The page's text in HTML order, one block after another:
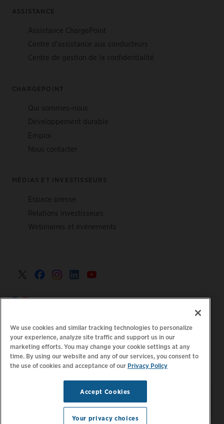
ASSISTANCE
Assistance ChargePoint
Centre d'assistance aux conducteurs
Centre de gestion de la confidentialité
CHARGEPOINT
Qui sommes-nous
Développement durable
Emploi
Nous contacter
MÉDIAS ET INVESTISSEURS
Espace presse
Relations investisseurs
Webinaires et événements
France >
Politique de confidentialité Vos choix de confidentialité
| Juridique | Relevé d'accessibilité |
Code de conduite
Gérer les
préférences d'e-mail
Tous droits réservés.
We use cookies and similar tracking technologies to personalize
your experience, analyze site traffic and support us in our
marketing efforts. You may change your cookie settings at any
time. By using our website and any of our services, you consent to
the use of cookies and acceptance of our Privacy Policy
Accept Cookies
Your privacy choices